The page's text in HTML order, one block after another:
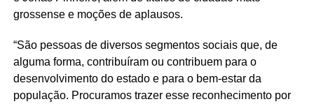
grossense e moções de aplausos.
“São pessoas de diversos segmentos sociais que, de
alguma forma, contribuíram ou contribuem para o
desenvolvimento do estado e para o bem-estar da
população. Procuramos trazer esse reconhecimento por